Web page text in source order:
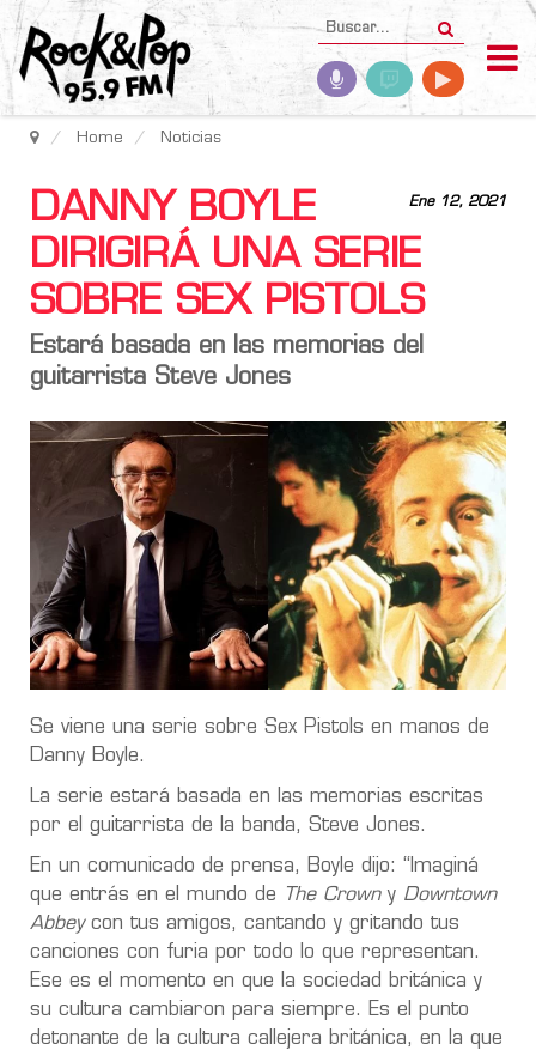
Home Noticias
Ene 12, 2021
DANNY BOYLE
DIRIGIRÁ UNA SERIE
SOBRE SEX PISTOLS
Estará basada en las memorias del
guitarrista Steve Jones
Se viene una serie sobre Sex Pistols en manos de
Danny Boyle.
La serie estará basada en las memorias escritas
por el guitarrista de la banda, Steve Jones.
En un comunicado de prensa, Boyle dijo: “Imaginá
que entrás en el mundo de
The Crown y Downtown
Abbey con tus amigos, cantando y gritando tus
canciones con furia por todo lo que representan.
Ese es el momento en que la sociedad británica y
su cultura cambiaron para siempre. Es el punto
detonante de la cultura callejera británica, en la que